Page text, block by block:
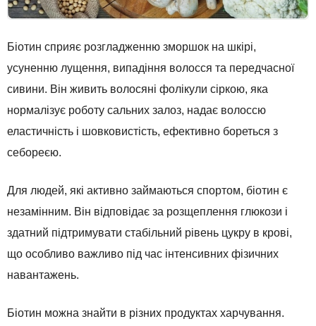
Біотин сприяє розгладженню зморшок на шкірі,
усуненню лущення, випадіння волосся та передчасної
сивини. Він живить волосяні фолікули сіркою, яка
нормалізує роботу сальних залоз, надає волоссю
еластичність і шовковистість, ефективно бореться з
себореєю.
Для людей, які активно займаються спортом, біотин є
незамінним. Він відповідає за розщеплення глюкози і
здатний підтримувати стабільний рівень цукру в крові,
що особливо важливо під час інтенсивних фізичних
навантажень.
Біотин можна знайти в різних продуктах харчування.